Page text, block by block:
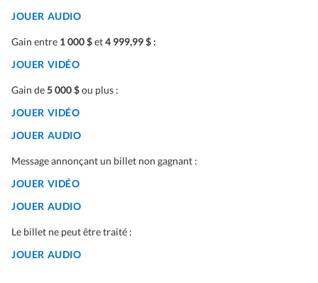
JOUER AUDIO
Gain entre 1 000 $et4 999,99 $ :
JOUER VIDÉO
Gain de5 000 $ou plus :
JOUER VIDÉO
JOUER AUDIO
Message annonçant un billet non gagnant :
JOUER VIDÉO
JOUER AUDIO
Le billet ne peut être traité :
JOUER AUDIO